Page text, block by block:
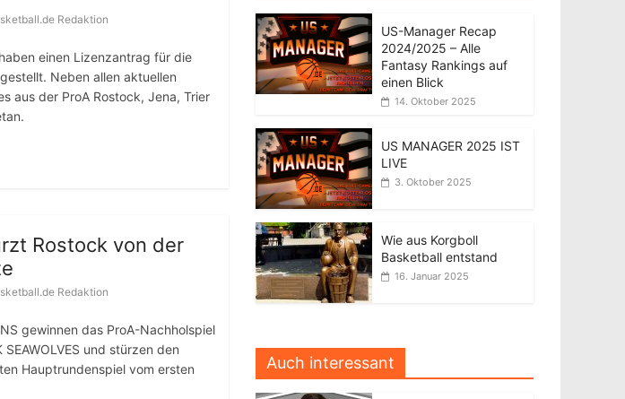
Redaktion
einen Lizenzantrag für die
Neben allen aktuellen
aus der ProA Rostock, Jena, Trier
Rostock von der
Redaktion
gewinnen das ProA-Nachholspiel
und stürzen den
Hauptrundenspiel vom ersten
US-Manager Recap
2024/2025 – Alle
Fantasy Rankings auf
einen Blick
14. Oktober 2025
US MANAGER 2025 IST
LIVE
3. Oktober 2025
Wie aus Korgboll
Basketball entstand
16. Januar 2025
Auch interessant